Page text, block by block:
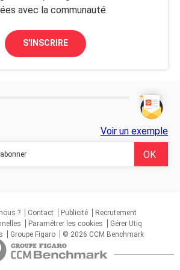
avec la communauté
S'INSCRIRE
Voir un exemple
?
Contact Publicité
Recrutement
Paramétrer les cookies
Gérer Utiq
Groupe Figaro © 2026 CCM Benchmark